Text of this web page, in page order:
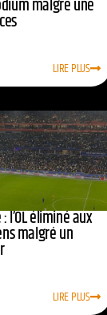
malgré une
LIRE PLUS
l’OL éliminé aux
malgré un
LIRE PLUS